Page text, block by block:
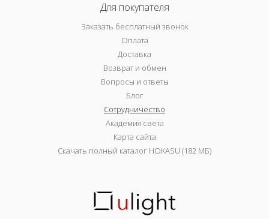
Для покупателя
Заказать бесплатный звонок
Оплата
Доставка
Возврат и обмен
Вопросы и ответы
Блог
Сотрудничество
Академия света
Карта сайта
Скачать полный каталог HOKASU (182 МБ)